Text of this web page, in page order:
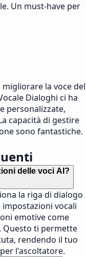
Un must-have per
la voce del
Dialoghi ci ha
personalizzate,
capacità di gestire
sono fantastiche.
delle voci AI?
la riga di dialogo
vocali
emotive come
ti permette
rendendo il tuo
l'ascoltatore.